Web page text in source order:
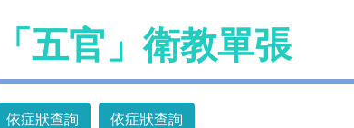
「五官」衛教單張
依症狀查詢 依症狀查詢